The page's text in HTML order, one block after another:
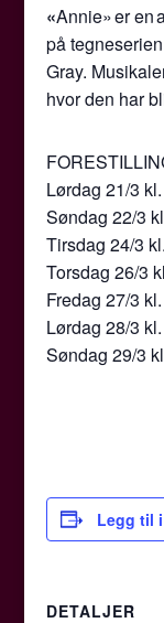
«Annie» er en
på
Gray.
hvor den har
Lørdag 21/3
Søndag 22/3
Tirsdag 24/3
Torsdag 26/3
Fredag 27/3
Lørdag 28/3
Søndag 29/3
Legg til
DETALJER